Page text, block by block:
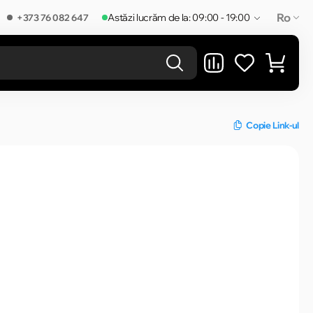
+373 76 082 647 Astăzi lucrăm de la: 09:00 - 19:00 Ro
Copie Link-ul